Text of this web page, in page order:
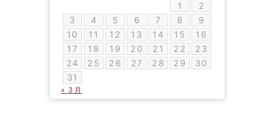
1
2
3
4 5 6 7 8
9
10
11 12 13 14 15
16
17
18 19 20 21 22
23
24
25 26 27 28 29
30
31
« 3月